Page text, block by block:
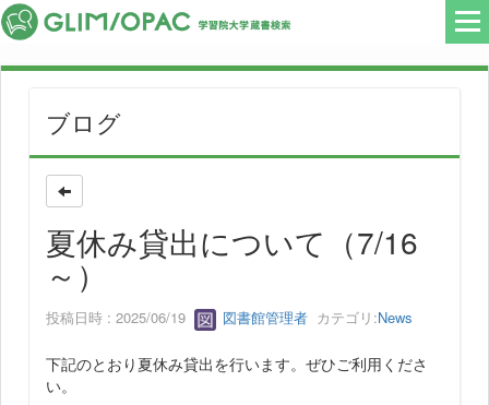
ブログ
夏休み貸出について（7/16
～）
投稿日時 : 2025/06/19 図書館管理者 カテゴリ:News
下記のとおり夏休み貸出を行います。ぜひご利用くださ
い。